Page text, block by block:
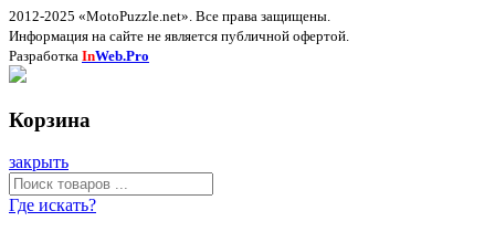
2012-2025 «MotoPuzzle.net». Все права защищены.
Информация на сайте не является публичной офертой.
Разработка InWeb.Pro
Корзина
закрыть
Где искать?